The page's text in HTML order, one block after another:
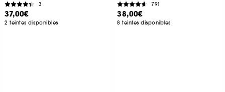
3
37,00€
2 teintes disponibles
791
38,00€
8 teintes disponibles